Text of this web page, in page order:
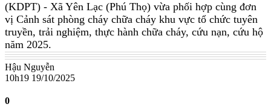
(KDPT) - Xã Yên Lạc (Phú Thọ) vừa phối hợp cùng đơn
vị Cảnh sát phòng cháy chữa cháy khu vực tổ chức tuyên
truyền, trải nghiệm, thực hành chữa cháy, cứu nạn, cứu hộ
năm 2025.
Hậu Nguyễn
10h19 19/10/2025
0